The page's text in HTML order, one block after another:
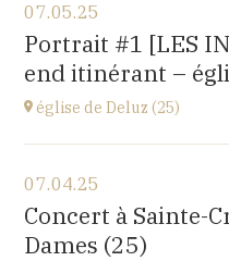
église Saint-Antide,
27 Rue de la Chapelle,
at17H00
07.05.25
Portrait #1 [LES
end itinérant –
église de Deluz (25)
église Saint-Martin,
1 Rue de l'Église, 25960
at13H30
07.04.25
Concert à Sainte-
Dames (25)